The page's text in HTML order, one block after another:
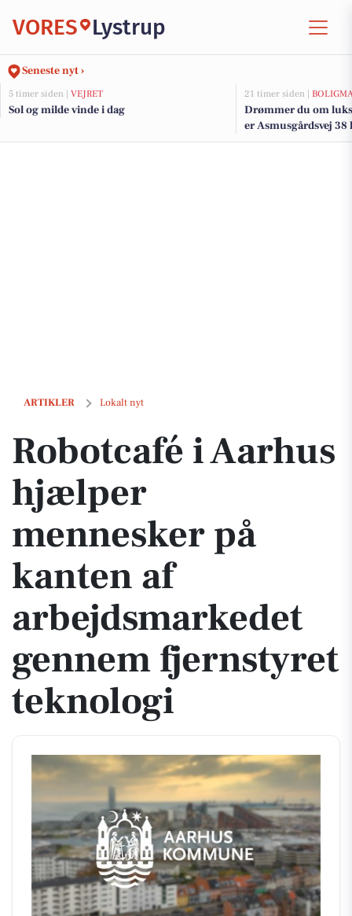
VORES Lystrup
Seneste nyt ›
5 timer siden | VEJRET
Sol og milde vinde i dag
21 timer siden |
Drømmer du om
er Asmusgårdsvej 38
den og de dyreste
ARTIKLER Lokalt nyt
Robotcafé i Aarhus hjælper mennesker på kanten af
Robotcafé i Aarhus
hjælper
mennesker på
kanten af
arbejdsmarkedet
gennem fjernstyret
teknologi